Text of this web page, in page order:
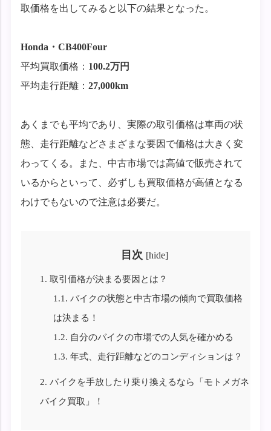
取価格を出してみると以下の結果となった。
Honda・CB400Four
平均買取価格： 100.2万円
平均走行距離：27,000km
あくまでも平均であり、実際の取引価格は車両の状
態、走行距離などさまざまな要因で価格は大きく変
わってくる。また、中古市場では高値で販売されて
いるからといって、必ずしも買取価格が高値となる
わけでもないので注意は必要だ。
目次 [hide]
1. 取引価格が決まる要因とは？
1.1. バイクの状態と中古市場の傾向で買取価格
は決まる！
1.2. 自分のバイクの市場での人気を確かめる
1.3. 年式、走行距離などのコンディションは？
2. バイクを手放したり乗り換えるなら「モトメガネ
バイク買取」！